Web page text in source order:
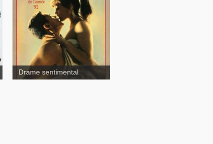
Coyote
Drame sentimental